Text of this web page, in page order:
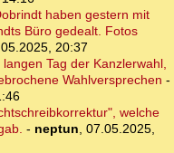
haben gestern mit
Büro gedealt. Fotos
20:37
Tag der Kanzlerwahl,
Wahlversprechen -
welche
- neptun, 07.05.2025,